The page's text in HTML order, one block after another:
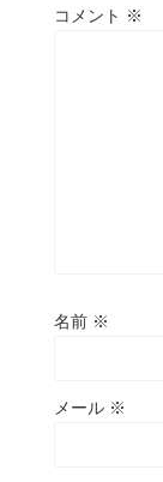
コメント ※
名前 ※
メール ※